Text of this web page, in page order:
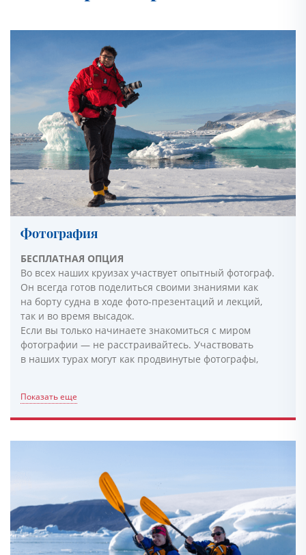
Фотография
БЕСПЛАТНАЯ ОПЦИЯ
Во всех наших круизах участвует опытный фотограф.
Он всегда готов поделиться своими знаниями как
на борту судна в ходе фото-презентаций и лекций,
так и во время высадок.
Если вы только начинаете знакомиться с миром
фотографии — не расстраивайтесь. Участвовать
в наших турах могут как продвинутые фотографы,
Показать еще